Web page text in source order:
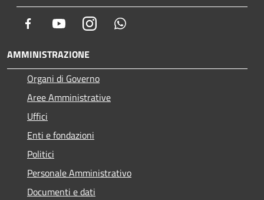
Facebook YoutubeInstagram
AMMINISTRAZIONE
Organi di Governo
Aree Amministrative
Uffici
Enti e fondazioni
Politici
Personale Amministrativo
Documenti e dati